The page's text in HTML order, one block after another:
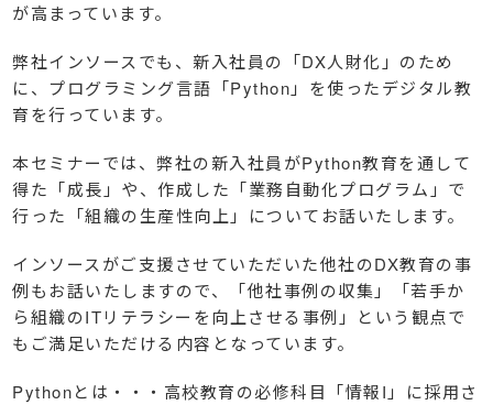
が高まっています。
弊社インソースでも、新入社員の「DX人財化」のため
に、プログラミング言語「Python」を使ったデジタル教
育を行っています。
本セミナーでは、弊社の新入社員がPython教育を通して
得た「成長」や、作成した「業務自動化プログラム」で
行った「組織の生産性向上」についてお話いたします。
インソースがご支援させていただいた他社のDX教育の事
例もお話いたしますので、「他社事例の収集」「若手か
ら組織のITリテラシーを向上させる事例」という観点で
もご満足いただける内容となっています。
Pythonとは・・・高校教育の必修科目「情報I」に採用さ